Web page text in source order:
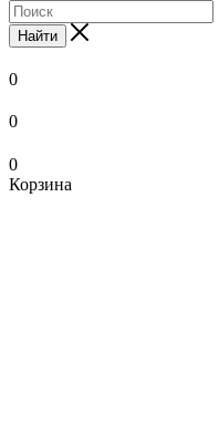
Найти
0
0
0
Корзина